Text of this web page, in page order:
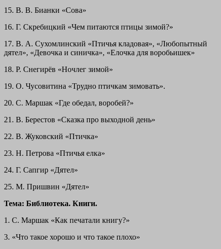
15. В. В. Бианки «Сова»
16. Г. Скребицкий «Чем питаются птицы зимой?»
17. В. А. Сухомлинский «Птичья кладовая», «Любопытный
дятел», «Девочка и синичка», «Елочка для воробьишек»
18. Р. Снегирёв «Ночлег зимой»
19. О. Чусовитина «Трудно птичкам зимовать».
20. С. Маршак «Где обедал, воробей?»
21. В. Берестов «Сказка про выходной день»
22. В. Жуковский «Птичка»
23. Н. Петрова «Птичья елка»
24. Г. Сапгир «Дятел»
25. М. Пришвин «Дятел»
Тема: Библиотека. Книги.
1. С. Маршак «Как печатали книгу?»
3. «Что такое хорошо и что такое плохо»